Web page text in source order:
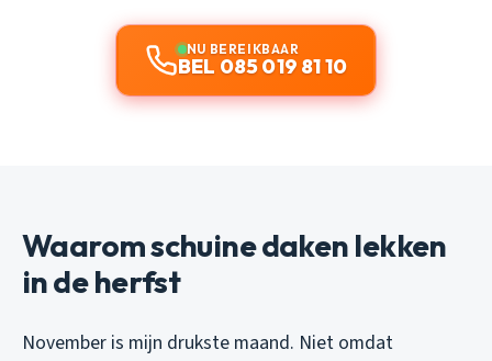
NU BEREIKBAAR
BEL 085 019 81 10
Waarom schuine daken lekken
in de herfst
November is mijn drukste maand. Niet omdat